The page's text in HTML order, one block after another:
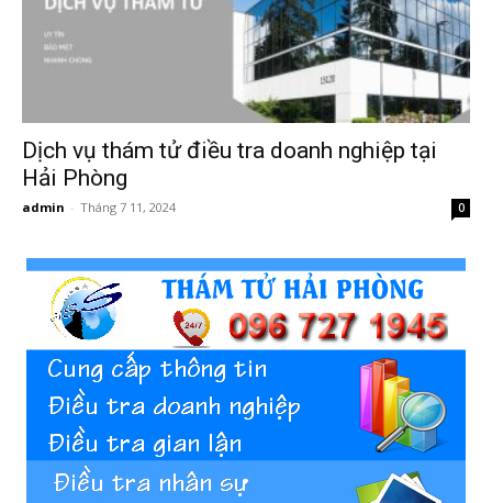
Phòng,
Tham
Phong,
Dịch vụ thám tử điều tra doanh nghiệp tại
Hải Phòng
admin - Tháng 7 11, 2024 0